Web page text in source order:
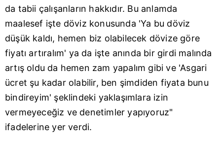
da tabii çalışanların hakkıdır. Bu anlamda
maalesef işte döviz konusunda 'Ya bu döviz
düşük kaldı, hemen biz olabilecek dövize göre
fiyatı artıralım' ya da işte anında bir girdi malında
artış oldu da hemen zam yapalım gibi ve 'Asgari
ücret şu kadar olabilir, ben şimdiden fiyata bunu
bindireyim' şeklindeki yaklaşımlara izin
vermeyeceğiz ve denetimler yapıyoruz"
ifadelerine yer verdi.